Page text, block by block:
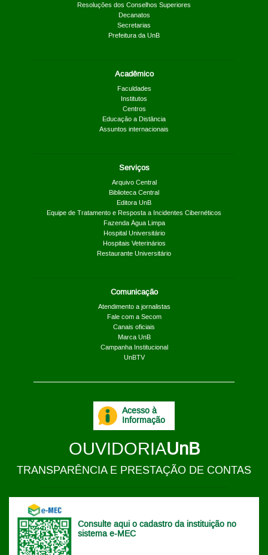
Resoluções dos Conselhos Superiores
Decanatos
Secretarias
Prefeitura da UnB
Acadêmico
Faculdades
Institutos
Centros
Educação a Distância
Assuntos internacionais
Serviços
Arquivo Central
Biblioteca Central
Editora UnB
Equipe de Tratamento e Resposta a Incidentes Cibernéticos
Fazenda Água Limpa
Hospital Universitário
Hospitais Veterinários
Restaurante Universitário
Comunicação
Atendimento a jornalistas
Fale com a Secom
Canais oficiais
Marca UnB
Campanha Institucional
UnBTV
Consulte aqui o cadastro da instituição no
sistema e-MEC
Acesso à
Informação
OUVIDORIAUnB
TRANSPARÊNCIA E PRESTAÇÃO DE CONTAS